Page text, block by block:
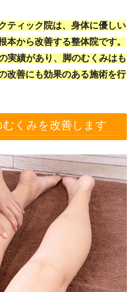
ティック院は、身体に優しい
本から改善する整体院です。
実績があり、脚のむくみはも
改善にも効果のある施術を行
くみを改善します